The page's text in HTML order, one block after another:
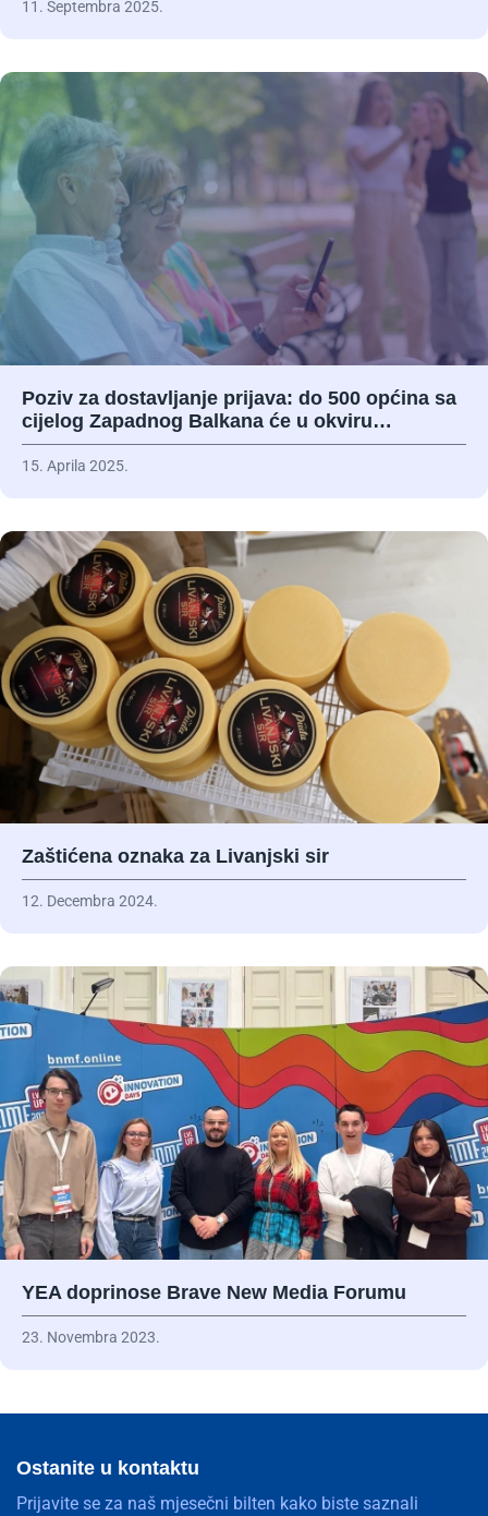
11. Septembra 2025.
Poziv za dostavljanje prijava: do 500 općina sa
cijelog Zapadnog Balkana će u okviru…
15. Aprila 2025.
Zaštićena oznaka za Livanjski sir
12. Decembra 2024.
YEA doprinose Brave New Media Forumu
23. Novembra 2023.
Ostanite u kontaktu
Prijavite se za naš mjesečni bilten kako biste saznali